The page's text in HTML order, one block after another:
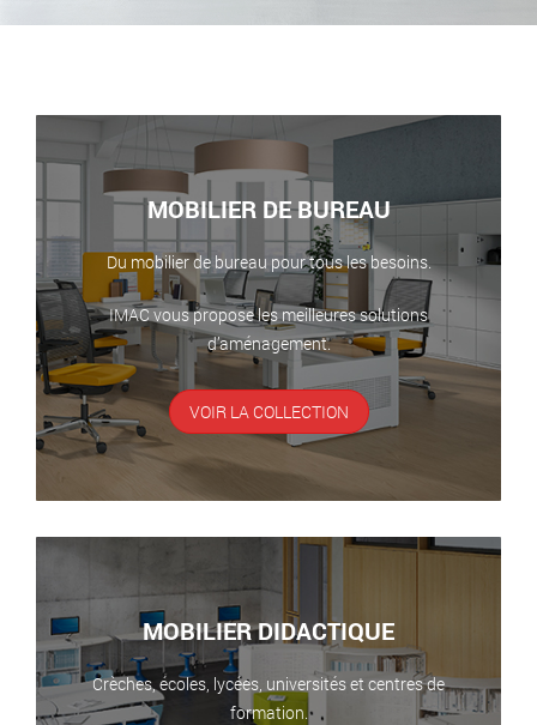
MOBILIER DE BUREAU
Du mobilier de bureau pour tous les besoins.
IMAC vous propose les meilleures solutions
d’aménagement.
VOIR LA COLLECTION
MOBILIER DIDACTIQUE
Crèches, écoles, lycées, universités et centres de
formation.